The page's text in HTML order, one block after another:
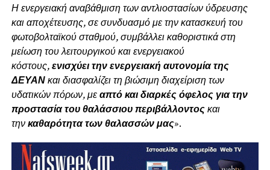
Η ενεργειακή αναβάθμιση των αντλιοστασίων ύδρευσης
και αποχέτευσης, σε συνδυασμό με την κατασκευή του
φωτοβολταϊκού σταθμού, συμβάλλει καθοριστικά στη
μείωση του λειτουργικού και ενεργειακού
κόστους,ενισχύει την ενεργειακή αυτονομία της
ΔΕΥΑΝκαι διασφαλίζει τη βιώσιμη διαχείριση των
υδατικών πόρων, μεαπτό και διαρκές όφελος για την
προστασία του θαλάσσιου περιβάλλοντοςκαι
τηνκαθαρότητα των θαλασσών μας».